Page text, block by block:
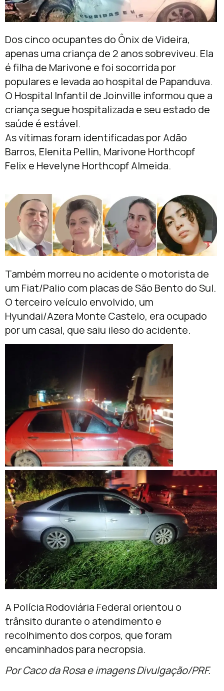
Dos cinco ocupantes do Ônix de Videira,
apenas uma criança de 2 anos sobreviveu. Ela
é filha de Marivone e foi socorrida por
populares e levada ao hospital de Papanduva.
O Hospital Infantil de Joinville informou que a
criança segue hospitalizada e seu estado de
saúde é estável.
As vítimas foram identificadas por Adão
Barros, Elenita Pellin, Marivone Horthcopf
Felix e Hevelyne Horthcopf Almeida.
Também morreu no acidente o motorista de
um Fiat/Palio com placas de São Bento do Sul.
O terceiro veículo envolvido, um
Hyundai/Azera Monte Castelo, era ocupado
por um casal, que saiu ileso do acidente.
A Polícia Rodoviária Federal orientou o
trânsito durante o atendimento e
recolhimento dos corpos, que foram
encaminhados para necropsia.
Por Caco da Rosa e imagens Divulgação/PRF.